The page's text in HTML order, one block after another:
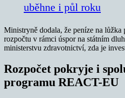
uběhne i půl roku
Ministryně dodala, že peníze na lůžka
rozpočtu v rámci úspor na státním
ministerstvu zdravotnictví, zda je
Rozpočet pokryje i
programu REACT-EU